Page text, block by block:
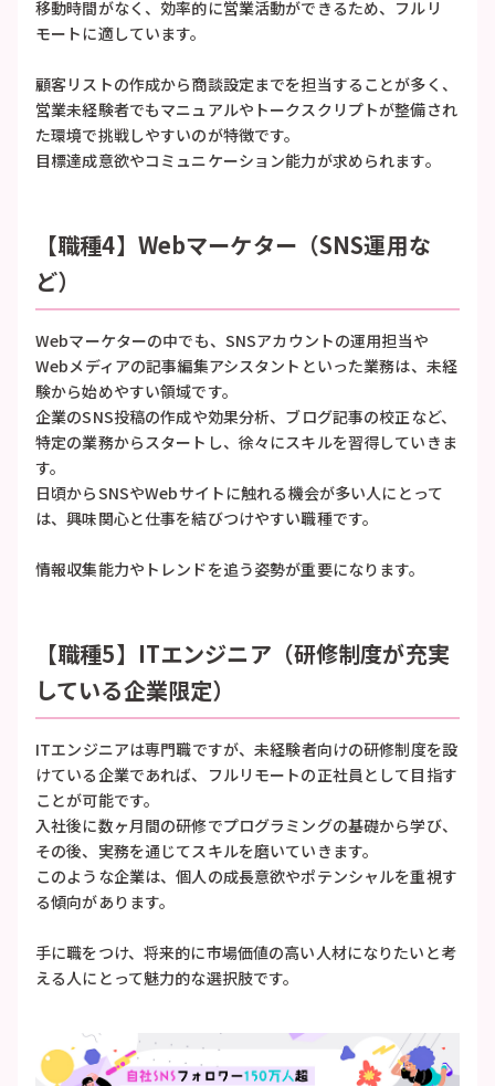
移動時間がなく、効率的に営業活動ができるため、フルリ
モートに適しています。
顧客リストの作成から商談設定までを担当することが多く、
営業未経験者でもマニュアルやトークスクリプトが整備され
た環境で挑戦しやすいのが特徴です。
目標達成意欲やコミュニケーション能力が求められます。
【職種4】Webマーケター（SNS運用な
ど）
Webマーケターの中でも、SNSアカウントの運用担当や
Webメディアの記事編集アシスタントといった業務は、未経
験から始めやすい領域です。
企業のSNS投稿の作成や効果分析、ブログ記事の校正など、
特定の業務からスタートし、徐々にスキルを習得していきま
す。
日頃からSNSやWebサイトに触れる機会が多い人にとって
は、興味関心と仕事を結びつけやすい職種です。
情報収集能力やトレンドを追う姿勢が重要になります。
【職種5】ITエンジニア（研修制度が充実
している企業限定）
ITエンジニアは専門職ですが、未経験者向けの研修制度を設
けている企業であれば、フルリモートの正社員として目指す
ことが可能です。
入社後に数ヶ月間の研修でプログラミングの基礎から学び、
その後、実務を通じてスキルを磨いていきます。
このような企業は、個人の成長意欲やポテンシャルを重視す
る傾向があります。
手に職をつけ、将来的に市場価値の高い人材になりたいと考
える人にとって魅力的な選択肢です。